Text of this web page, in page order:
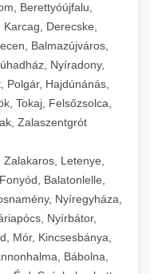
kínálata -
védőburkolatok
a kezelők
választéka -
aprítógépek
aprítók,
és fagyasztó
és
egy helyen
segítenek a
a
Hosszú távú
műszaki
nyugalmát és
működését.
Berettyóújfalu,
Derecske,
Balmazújváros,
Nyíradony,
Polgár, Hajdúnánás,
Tokaj, Felsőzsolca,
Zalaszentgrót
Letenye,
Balatonlelle,
Nyíregyháza,
Nyírbátor,
Mór, Kincsesbánya,
Bábolna,